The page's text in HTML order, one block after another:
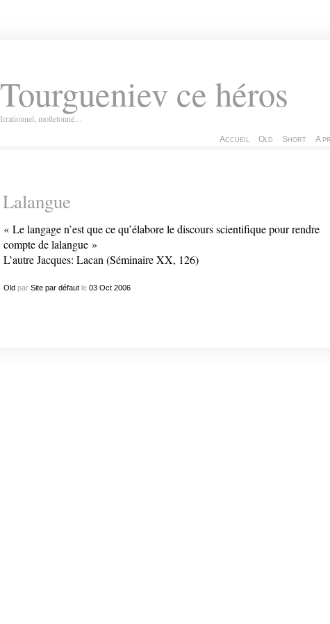
Tourgueniev ce héros
Irrationnel, molletonné…
Accueil Old Short A
Lalangue
« Le langage n’est que ce qu’élabore le discours scientifique pour rendre
compte de lalangue »
L’autre Jacques: Lacan (Séminaire XX, 126)
Oldpar Site par défautle 03 Oct 2006